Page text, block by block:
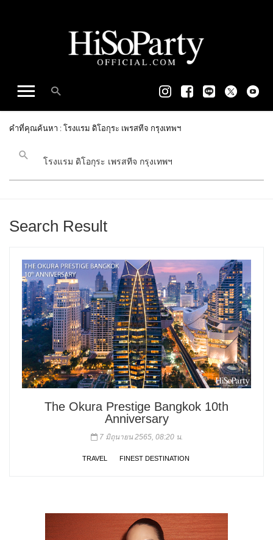
คำที่คุณค้นหา : โรงแรม ดิโอกุระ เพรสทีจ กรุงเทพฯ
Search Result
The Okura Prestige Bangkok 10th
Anniversary
7 มิถุนายน 2565, 08:20 น.
TRAVEL FINEST DESTINATION